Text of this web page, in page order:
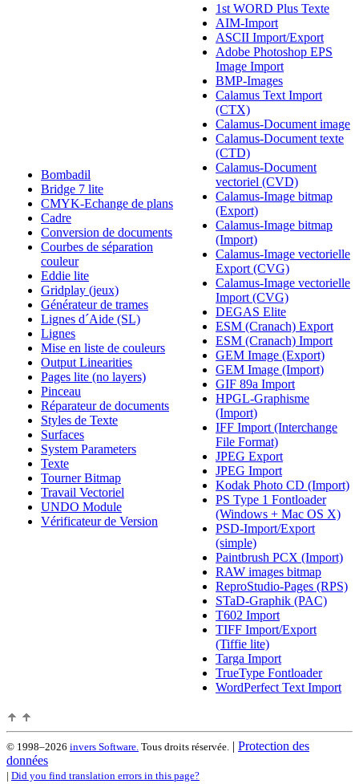
Bombadil
Bridge 7 lite
CMYK-Echange de plans
Cadre
Conversion de documents
Courbes de séparation
couleur
Eddie lite
Gridplay (jeux)
Générateur de trames
Lignes d´Aide (SL)
Lignes
Mise en liste de couleurs
Output Linearities
Pages lite (no layers)
Pinceau
Réparateur de documents
Styles de Texte
Surfaces
System Parameters
Texte
Tourner Bitmap
Travail Vectoriel
UNDO Module
Vérificateur de Version
1st WORD Plus Texte
AIM-Import
ASCII Import/Export
Adobe Photoshop EPS
Image Import
BMP-Images
Calamus Text Import
(CTX)
Calamus-Document image
Calamus-Document texte
(CTD)
Calamus-Document
vectoriel (CVD)
Calamus-Image bitmap
(Export)
Calamus-Image bitmap
(Import)
Calamus-Image vectorielle
Export (CVG)
Calamus-Image vectorielle
Import (CVG)
DEGAS Elite
ESM (Cranach) Export
ESM (Cranach) Import
GEM Image (Export)
GEM Image (Import)
GIF 89a Import
HPGL-Graphisme
(Import)
IFF Import (Interchange
File Format)
JPEG Export
JPEG Import
Kodak Photo CD (Import)
PS Type 1 Fontloader
(Windows + Mac OS X)
PSD-Import/Export
(simple)
Paintbrush PCX (Import)
RAW images bitmap
ReproStudio-Pages (RPS)
STaD-Graphik (PAC)
T602 Import
TIFF Import/Export
(Tiffie lite)
Targa Import
TrueType Fontloader
WordPerfect Text Import
© 1998–2026 invers Software. Tous droits réservée. | Protection des
données
| Did you find translation errors in this page?